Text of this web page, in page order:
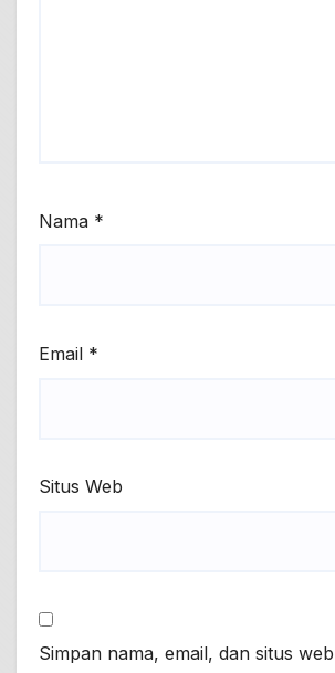
Nama *
Email *
Situs Web
Simpan nama, email, dan situs